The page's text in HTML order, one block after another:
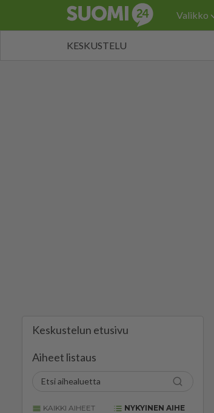
Valikko
KESKUSTELU
Keskustelun etusivu
Aiheet listaus
KAIKKI AIHEET NYKYINEN AIHE